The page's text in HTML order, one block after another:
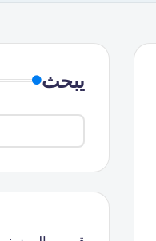
يبحث